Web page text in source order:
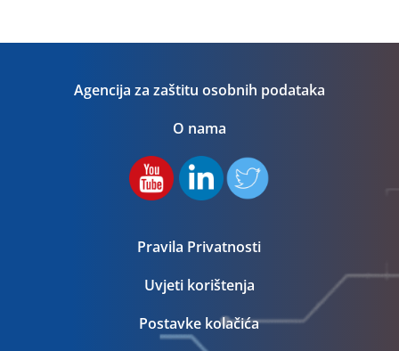
Agencija za zaštitu osobnih podataka
O nama
Pravila Privatnosti
Uvjeti korištenja
Postavke kolačića